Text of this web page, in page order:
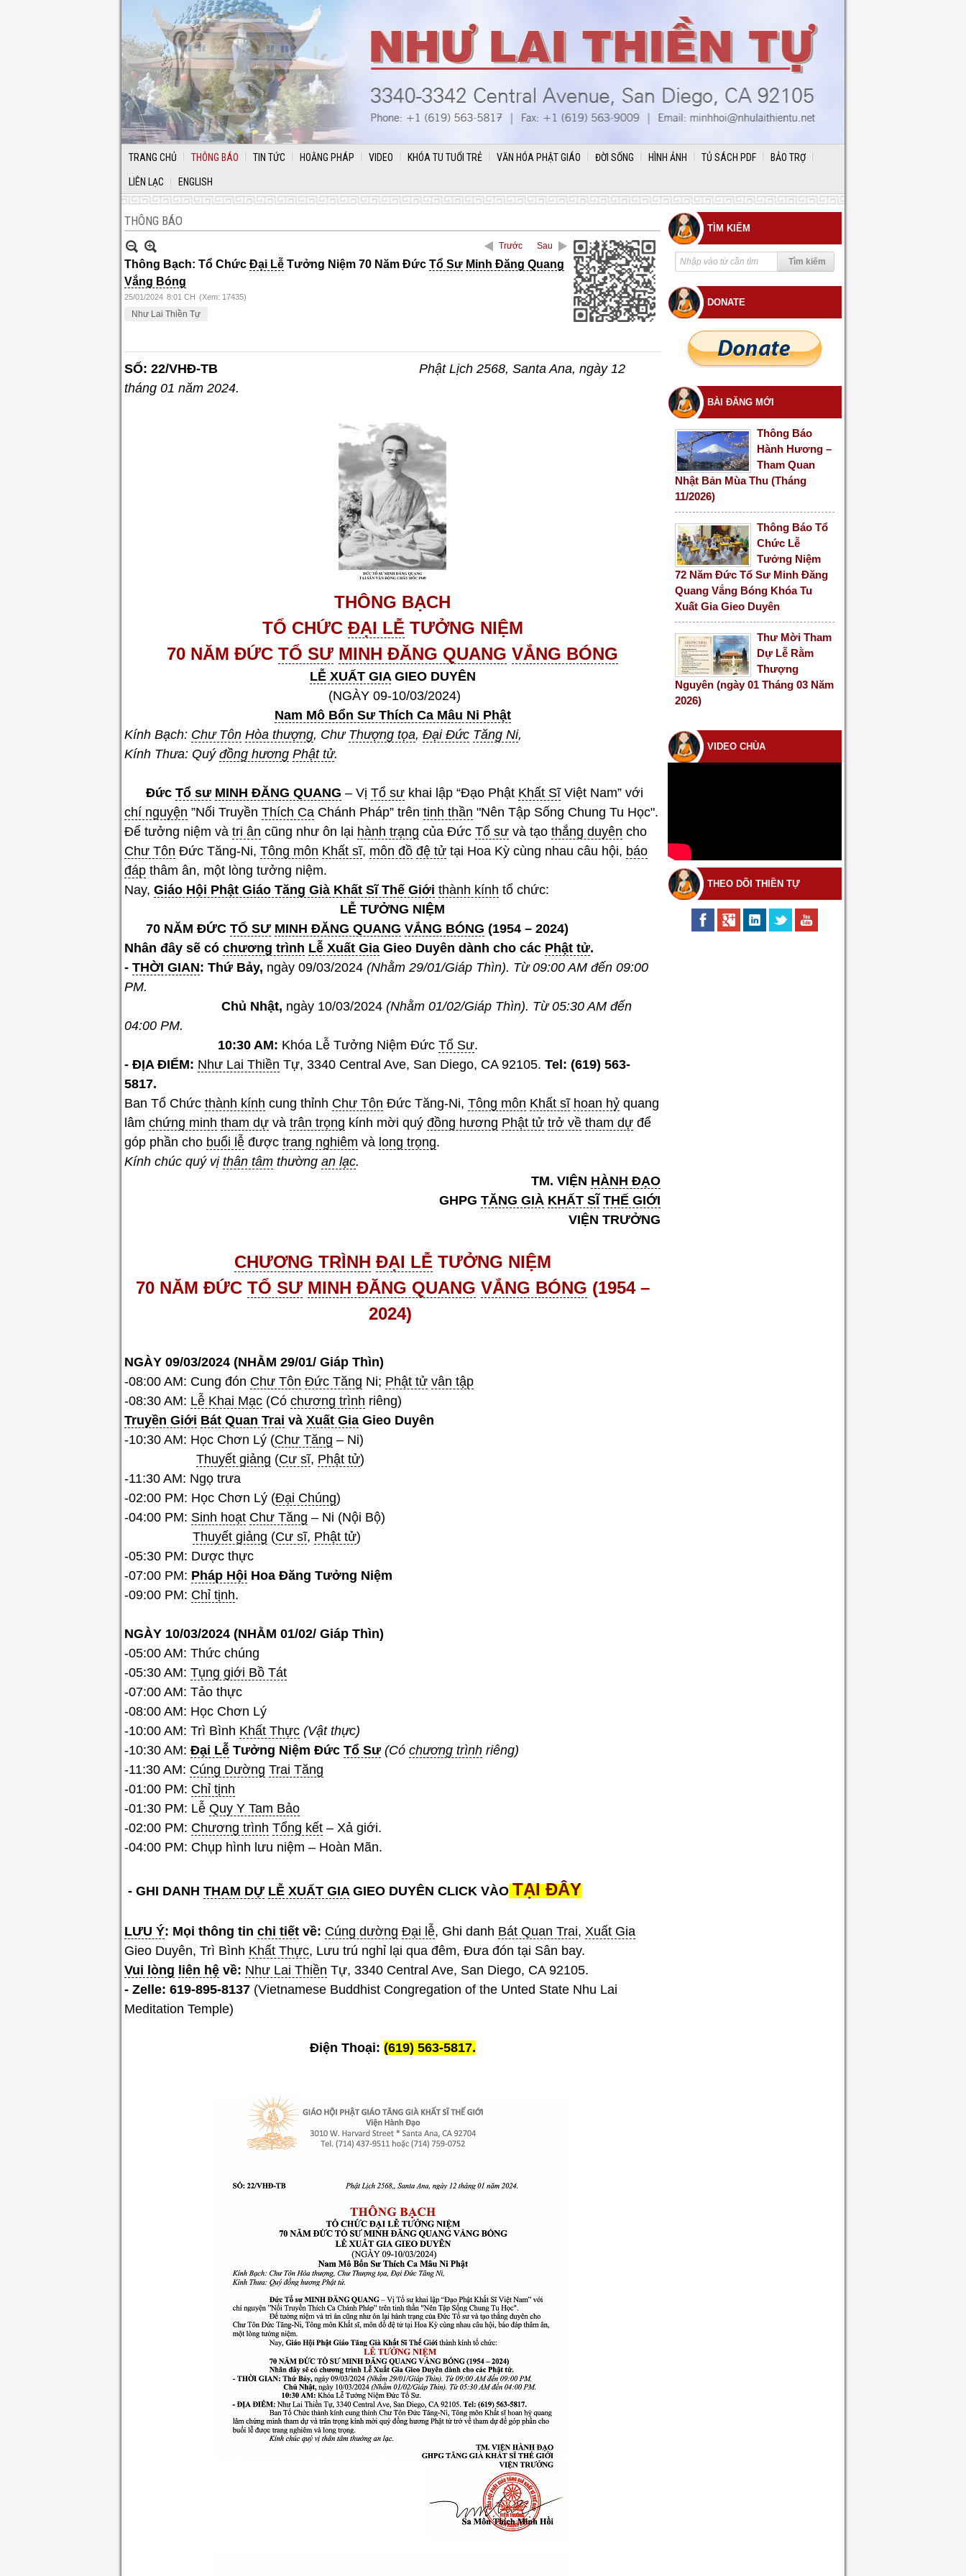
TRANG CHỦ THÔNG BÁO TIN TỨC HOẰNG PHÁP VIDEO KHÓA TU TUỔI TRẺ VĂN HÓA PHẬT GIÁO ĐỜI SỐNG HÌNH ẢNH TỦ SÁCH PDF BẢO TRỢ
LIÊN LẠC ENGLISH
THÔNG BÁO
Trước Sau
Thông Bạch: Tổ Chức Đại Lễ Tưởng Niệm 70 Năm Đức Tổ Sư Minh Đăng Quang
Vắng Bóng
25/01/2024 8:01 CH (Xem: 17435)
Như Lai Thiền Tự
SỐ: 22/VHĐ-TB Phật Lịch 2568, Santa Ana, ngày 12
tháng 01 năm 2024.
THÔNG BẠCH
TỔ CHỨC ĐẠI LỄ TƯỞNG NIỆM
70 NĂM ĐỨC TỔ SƯ MINH ĐĂNG QUANG VẮNG BÓNG
LỄ XUẤT GIAGIEO DUYÊN
(NGÀY 09-10/03/2024)
Nam Mô Bổn Sư Thích Ca Mâu Ni Phật
Kính Bạch: Chư Tôn Hòa thượng, Chư Thượng tọa, Đại Đức Tăng Ni,
Kính Thưa: Quý đồng hương Phật tử.
Đức Tổ sư MINH ĐĂNG QUANG – Vị Tổ sư khai lập “Đạo Phật Khất SĩViệt Nam” với
chí nguyện ”Nối Truyền Thích Ca Chánh Pháp” trên tinh thần "Nên Tập Sống Chung Tu Học".
Để tưởng niệm và tri ân cũng như ôn lại hành trạng của Đức Tổ sư và tạo thắng duyên cho
Chư Tôn Đức Tăng-Ni, Tông môn Khất sĩ, môn đồ đệ tử tại Hoa Kỳ cùng nhau câu hội, báo
đáp thâm ân, một lòng tưởng niệm.
Nay, Giáo Hội Phật Giáo Tăng Già Khất Sĩ Thế Giới thành kính tổ chức:
LỄ TƯỞNG NIỆM
70 NĂM ĐỨC TỔ SƯ MINH ĐĂNG QUANG VẮNG BÓNG (1954 – 2024)
Nhân đây sẽ có chương trình Lễ Xuất Gia Gieo Duyên dành cho các Phật tử.
- THỜI GIAN: Thứ Bảy, ngày 09/03/2024 (Nhằm 29/01/Giáp Thìn). Từ 09:00 AM đến 09:00
PM.
Chủ Nhật, ngày 10/03/2024 (Nhằm 01/02/Giáp Thìn). Từ 05:30 AM đến
04:00 PM.
10:30 AM: Khóa Lễ Tưởng Niệm Đức Tổ Sư.
- ĐỊA ĐIỂM: Như Lai Thiền Tự, 3340 Central Ave, San Diego, CA 92105. Tel: (619) 563-
5817.
Ban Tổ Chức thành kính cung thỉnh Chư Tôn Đức Tăng-Ni, Tông môn Khất sĩ hoan hỷ quang
lâm chứng minh tham dự và trân trọng kính mời quý đồng hương Phật tử trở về tham dự để
góp phần cho buổi lễ được trang nghiêm và long trọng.
Kính chúc quý vị thân tâm thường an lạc.
TM. VIỆN HÀNH ĐẠO
GHPG TĂNG GIÀ KHẤT SĨ THẾ GIỚI
VIỆN TRƯỞNG
CHƯƠNG TRÌNH ĐẠI LỄ TƯỞNG NIỆM
70 NĂM ĐỨC TỔ SƯ MINH ĐĂNG QUANG VẮNG BÓNG (1954 –
2024)
NGÀY 09/03/2024 (NHẰM 29/01/ Giáp Thìn)
-08:00 AM: Cung đón Chư Tôn Đức Tăng Ni; Phật tử vân tập
-08:30 AM: Lễ Khai Mạc (Có chương trình riêng)
Truyền Giới Bát Quan Trai và Xuất Gia Gieo Duyên
-10:30 AM: Học Chơn Lý (Chư Tăng – Ni)
Thuyết giảng (Cư sĩ, Phật tử)
-11:30 AM: Ngọ trưa
-02:00 PM: Học Chơn Lý (Đại Chúng)
-04:00 PM: Sinh hoạt Chư Tăng – Ni (Nội Bộ)
Thuyết giảng (Cư sĩ, Phật tử)
-05:30 PM: Dược thực
-07:00 PM: Pháp Hội Hoa Đăng Tưởng Niệm
-09:00 PM: Chỉ tịnh.
NGÀY 10/03/2024 (NHẰM 01/02/ Giáp Thìn)
-05:00 AM: Thức chúng
-05:30 AM: Tụng giới Bồ Tát
-07:00 AM: Tảo thực
-08:00 AM: Học Chơn Lý
-10:00 AM: Trì Bình Khất Thực (Vật thực)
-10:30 AM: Đại Lễ Tưởng Niệm Đức Tổ Sư (Có chương trình riêng)
-11:30 AM: Cúng Dường Trai Tăng
-01:00 PM: Chỉ tịnh
-01:30 PM: Lễ Quy Y Tam Bảo
-02:00 PM: Chương trình Tổng kết – Xả giới.
-04:00 PM: Chụp hình lưu niệm – Hoàn Mãn.
- GHI DANH THAM DỰ LỄ XUẤT GIA GIEO DUYÊN CLICK VÀO TẠI ĐÂY
LƯU Ý: Mọi thông tin chi tiết về: Cúng dường Đại lễ, Ghi danh Bát Quan Trai, Xuất Gia
Gieo Duyên, Trì Bình Khất Thực, Lưu trú nghỉ lại qua đêm, Đưa đón tại Sân bay.
Vui lòng liên hệ về: Như Lai Thiền Tự, 3340 Central Ave, San Diego, CA 92105.
- Zelle: 619-895-8137 (Vietnamese Buddhist Congregation of the Unted State Nhu Lai
Meditation Temple)
Điện Thoại: (619) 563-5817.
TÌM KIẾM
DONATE
BÀI ĐĂNG MỚI
Thông Báo
Hành Hương –
Tham Quan
Nhật Bản Mùa Thu (Tháng
11/2026)
Thông Báo Tổ
Chức Lễ
Tưởng Niệm
72 Năm Đức Tổ Sư Minh Đăng
Quang Vắng Bóng Khóa Tu
Xuất Gia Gieo Duyên
Thư Mời Tham
Dự Lễ Rằm
Thượng
Nguyên (ngày 01 Tháng 03 Năm
2026)
VIDEO CHÙA
THEO DÕI THIỀN TỰ